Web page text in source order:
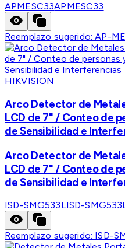
APMESC33APMESC33
Reemplazo sugerido:AP-
HIKVISION
Arco Detector de
LCD de 7" / Conteo de
de Sensibilidad e
Arco Detector de
LCD de 7" / Conteo de
de Sensibilidad e
ISD-SMG533LISD-
Reemplazo sugerido: ISD-